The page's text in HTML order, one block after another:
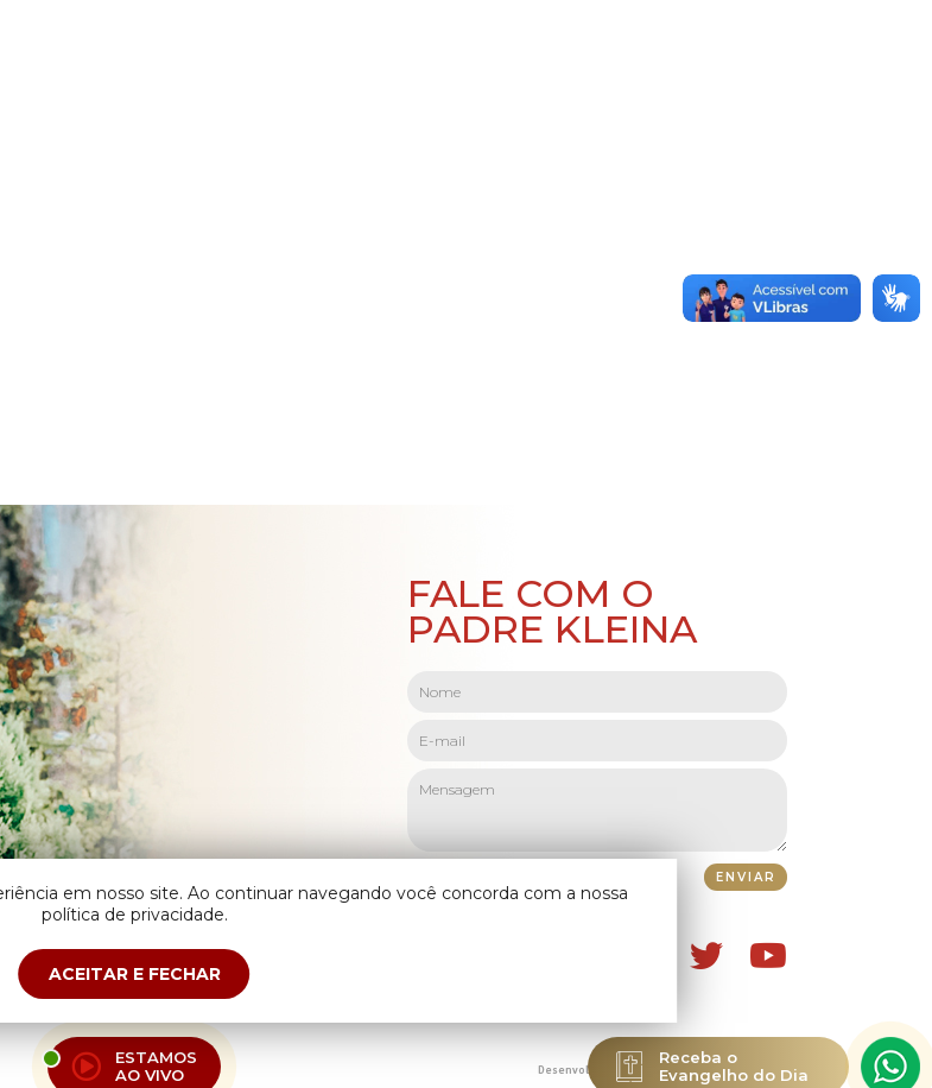
em nosso site. Ao continuar navegando você concorda com a nossa
política de privacidade.
ACEITAR E FECHAR
FALE COM O
PADRE KLEINA
ESTAMOS
AO VIVO
Receba o
Evangelho do Dia